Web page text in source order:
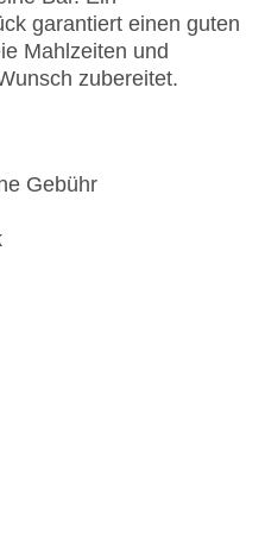
garantiert einen guten
Mahlzeiten und
zubereitet.
Gebühr